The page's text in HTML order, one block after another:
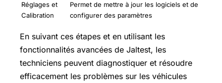
Réglages et
Calibration
Permet de mettre à jour les logiciels et de
configurer des paramètres
En suivant ces étapes et en utilisant les
fonctionnalités avancées de Jaltest, les
techniciens peuvent diagnostiquer et résoudre
efficacement les problèmes sur les véhicules